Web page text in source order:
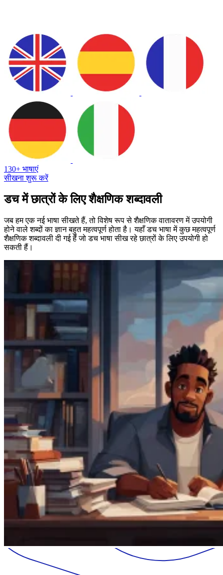
130+ भाषाएं
सीखना शुरू करें
डच में छात्रों के लिए शैक्षणिक शब्दावली
जब हम एक नई भाषा सीखते हैं, तो विशेष रूप से शैक्षणिक वातावरण में उपयोगी
होने वाले शब्दों का ज्ञान बहुत महत्वपूर्ण होता है। यहाँ डच भाषा में कुछ महत्वपूर्ण
शैक्षणिक शब्दावली दी गई हैं जो डच भाषा सीख रहे छात्रों के लिए उपयोगी हो
सकती हैं।